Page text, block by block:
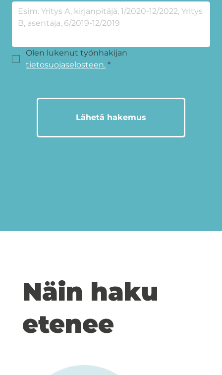
tietosuojaselosteen. *
Lähetä hakemus
Näin haku
etenee